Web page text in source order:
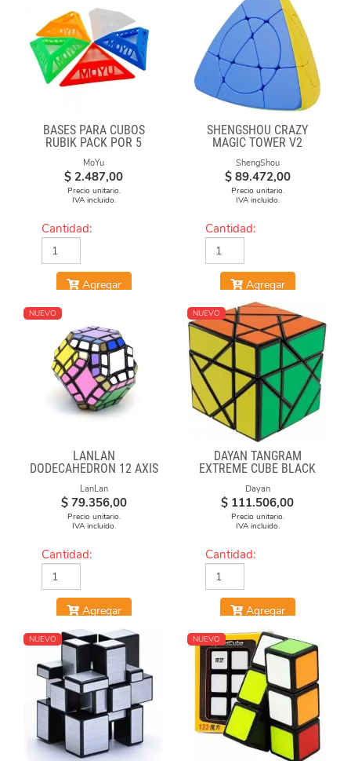
BASES PARA CUBOS
RUBIK PACK POR 5
UNIDADES
MoYu
$ 2.487,00
Precio unitario.
IVA incluido.
Cantidad:
Agregar
SHENGSHOU CRAZY
MAGIC TOWER V2
ShengShou
$ 89.472,00
Precio unitario.
IVA incluido.
Cantidad:
Agregar
NUEVO
LANLAN
DODECAHEDRON 12 AXIS
LanLan
$ 79.356,00
Precio unitario.
IVA incluido.
Cantidad:
Agregar
NUEVO
DAYAN TANGRAM
EXTREME CUBE BLACK
Dayan
$ 111.506,00
Precio unitario.
IVA incluido.
Cantidad:
Agregar
NUEVO NUEVO